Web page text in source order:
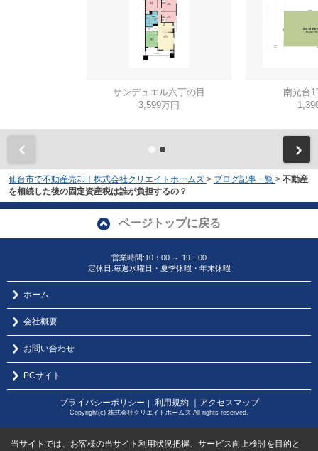
サンデュエル六丁の目
3,599万円
南光台
仙台市で不動産売却｜株式会社クリエイトホームズ > ブログ記事一覧 > 不動産
を相続した後の固定資産税は誰が負担するの？
ページトップに戻る
営業時間:10：00 ～ 19：00
定休日:毎週水曜日・夏季休暇・年末休暇
ホーム
会社概要
お問い合わせ
PCサイト
プライバシーポリシー 利用規約 ｜アクセスマップ
Copyright(c) 株式会社クリエイトホームズ All rights reserved.
当サイトでは、お客様の当サイト利用状況把握、サービス向上検討を目的と